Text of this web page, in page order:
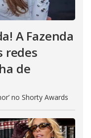
A Fazenda
redes
de
no Shorty Awards